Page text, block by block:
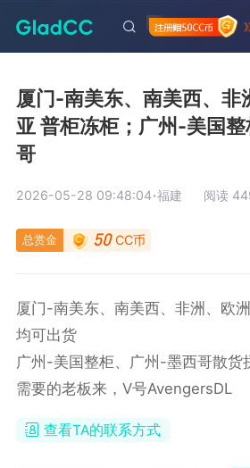
厦门-南美东、南美西、非
亚 普柜冻柜；广州-美国
哥
总赏金 50 CC币
2026-05-28 09:48:04·福建 阅读
厦门-南美东、南美西、非洲、欧
均可出货
广州-美国整柜、广州-墨西哥散货
需要的老板来，V号AvengersDL
查看TA的联系方式